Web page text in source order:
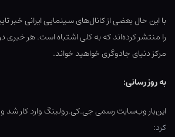
با این حال بعضی از کانال‌های سینمایی ایرانی خبر
را منتشر کرده‌اند که به کلی اشتباه است. هر خبری در
مرکز دنیای جادوگری خواهید خواند.
به روز رسانی:
این‌بار وب‌سایت رسمی جی.کی.رولینگ وارد کار شد و
کرد: